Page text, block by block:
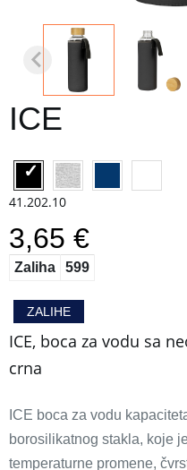
ICE
41.202.10
3,65 €
Zaliha 599
ZALIHE
ICE, boca za vodu sa
crna
ICE boca za vodu
borosilikatnog stakla, koje
temperaturne promene,